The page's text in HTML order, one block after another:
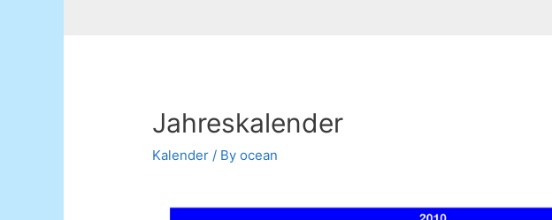
Jahreskalender
Kalender / Byocean